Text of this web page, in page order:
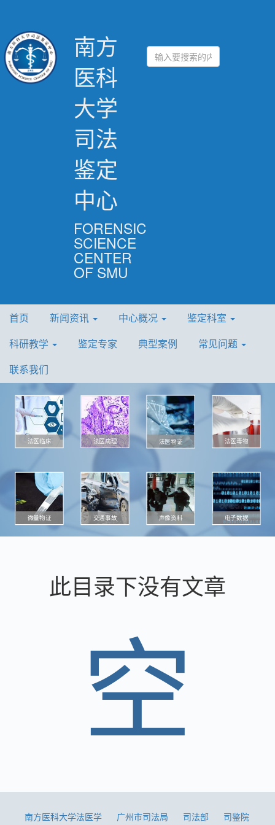
南方
医科
大学
司法
鉴定
中心
FORENSIC
SCIENCE
CENTER
OF SMU
首页 新闻资讯 中心概况
鉴定科室
科研教学
鉴定专家 典型案例
常见问题
联系我们
法医临床 法医病理 法医物证 法医毒物
微量物证 交通事故 声像资料 电子数据
此目录下没有文章
空
南方医科大学法医学 广州市司法局 司法部
司鉴院